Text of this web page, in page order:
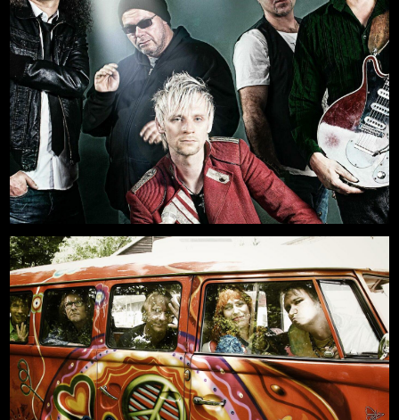
11.09.2026, 20:00
Freilichtbühne an der Zitadelle
Mehr